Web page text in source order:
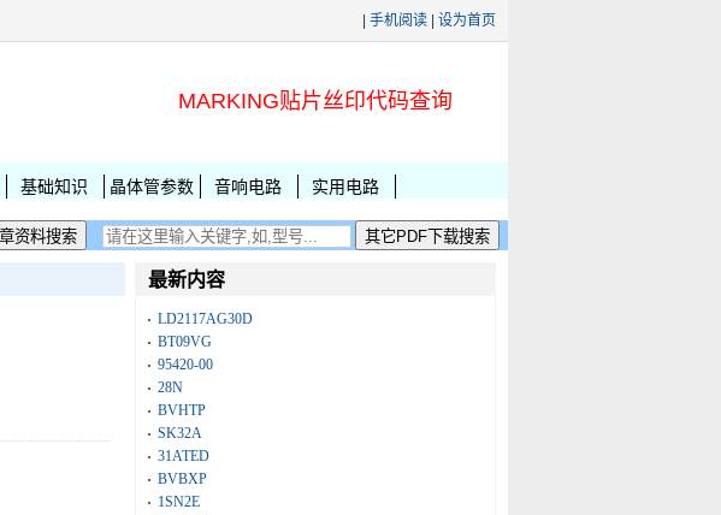
手机阅读 设为首页
MARKING贴片丝印代码查询
基础知识 晶体管参数 音响电路 实用电路
最新内容
LD2117AG30D
BT09VG
95420-00
28N
BVHTP
SK32A
31ATED
BVBXP
1SN2E